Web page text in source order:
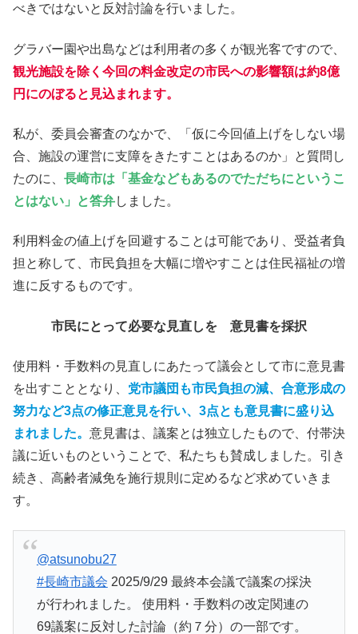
べきではないと反対討論を行いました。
グラバー園や出島などは利用者の多くが観光客ですので、
観光施設を除く今回の料金改定の市民への影響額は約8億
円にのぼると見込まれます。
私が、委員会審査のなかで、「仮に今回値上げをしない場
合、施設の運営に支障をきたすことはあるのか」と質問し
たのに、 長崎市は「基金などもあるのでただちにというこ
とはない」と答弁しました。
利用料金の値上げを回避することは可能であり、受益者負
担と称して、市民負担を大幅に増やすことは住民福祉の増
進に反するものです。
市民にとって必要な見直しを 意見書を採択
使用料・手数料の見直しにあたって議会として市に意見書
を出すこととなり、 党市議団も市民負担の減、合意形成の
努力など3点の修正意見を行い、3点とも意見書に盛り込
まれました。 意見書は、議案とは独立したもので、付帯決
議に近いものということで、私たちも賛成しました。引き
続き、高齢者減免を施行規則に定めるなど求めていきま
す。
@atsunobu27
#長崎市議会 2025/9/29 最終本会議で議案の採決
が行われました。 使用料・手数料の改定関連の
69議案に反対した討論（約７分）の一部です。